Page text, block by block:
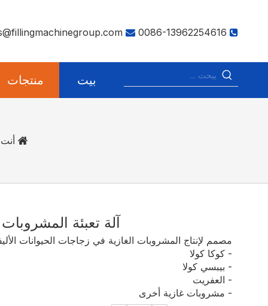


بيت منتجات
آلة تعبئة المشروبات
مصمم لإنتاج المشروبات الغازية في زجاجات الحيوانات
- كوكا كولا
- بيبسي كولا
- العفريت
- مشروبات غازية أخرى